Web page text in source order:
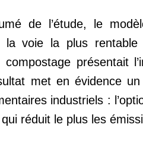
de l’étude, le
la voie la plus rentable
présentait
met en évidence
industriels :
réduit le plus les